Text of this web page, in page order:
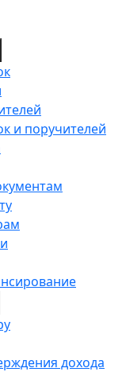
и поручителей
дохода